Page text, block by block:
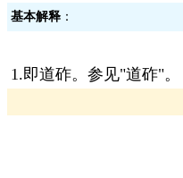
基本解释 ：
1.即道砟。参见"道砟"。